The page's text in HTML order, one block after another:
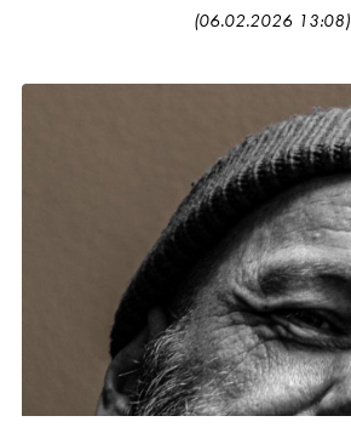
(06.02.2026 13:08)